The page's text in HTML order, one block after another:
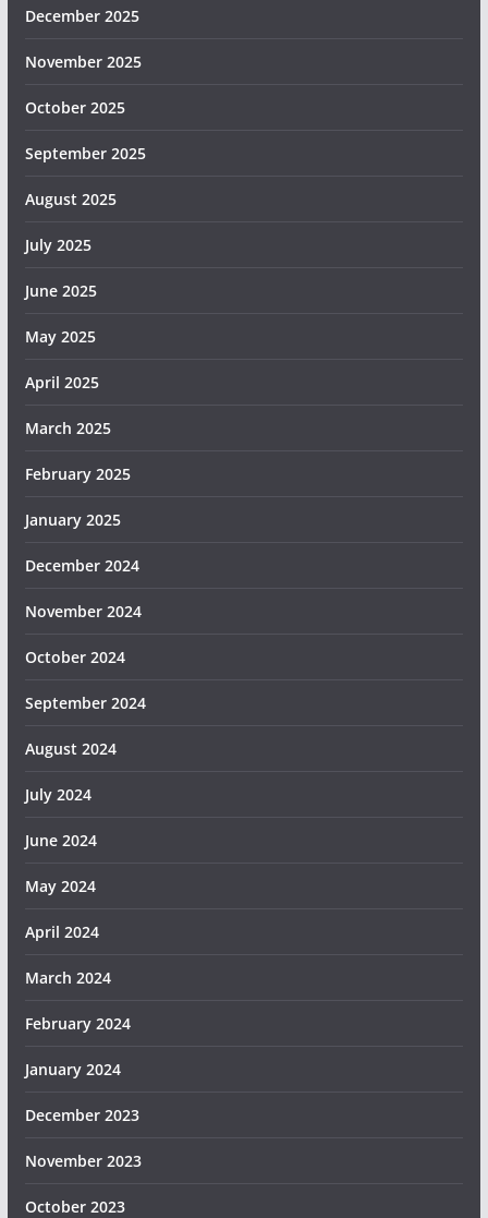
December 2025
November 2025
October 2025
September 2025
August 2025
July 2025
June 2025
May 2025
April 2025
March 2025
February 2025
January 2025
December 2024
November 2024
October 2024
September 2024
August 2024
July 2024
June 2024
May 2024
April 2024
March 2024
February 2024
January 2024
December 2023
November 2023
October 2023